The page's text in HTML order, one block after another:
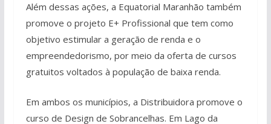
Além dessas ações, a Equatorial Maranhão também
promove o projeto E+ Profissional que tem como
objetivo estimular a geração de renda e o
empreendedorismo, por meio da oferta de cursos
gratuitos voltados à população de baixa renda.
Em ambos os municípios, a Distribuidora promove o
curso de Design de Sobrancelhas. Em Lago da